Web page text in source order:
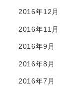
2016年12月
2016年11月
2016年9月
2016年8月
2016年7月